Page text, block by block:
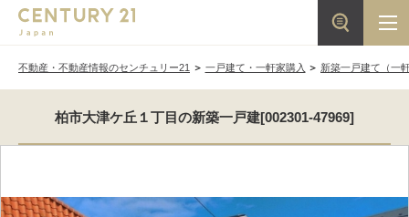
不動産・不動産情報のセンチュリー21 一戸建て・一軒家購入 新築一戸建て（一
柏市大津ケ丘１丁目の新築一戸建[002301-47969]